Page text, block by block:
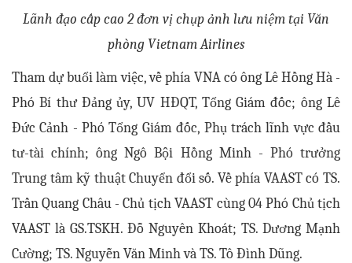
Lãnh đạo cấp cao 2 đơn vị chụp ảnh lưu niệm tại Văn
phòng Vietnam Airlines
Tham dự buổi làm việc, về phía VNA có ông Lê Hồng Hà -
Phó Bí thư Đảng ủy, UV HĐQT, Tổng Giám đốc; ông Lê
Đức Cảnh - Phó Tổng Giám đốc, Phụ trách lĩnh vực đầu
tư-tài chính; ông Ngô Bội Hồng Minh - Phó trưởng
Trung tâm kỹ thuật Chuyển đổi số. Về phía VAAST có TS.
Trần Quang Châu - Chủ tịch VAAST cùng 04 Phó Chủ tịch
VAAST là GS.TSKH. Đỗ Nguyên Khoát; TS. Dương Mạnh
Cường; TS. Nguyễn Văn Minh và TS. Tô Đình Dũng.